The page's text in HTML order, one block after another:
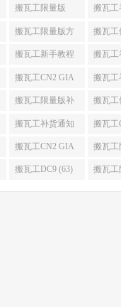
(131) E (130)
搬瓦工限量版
(126)
搬瓦工
搬瓦工限量版方
案 (106)
搬瓦工
(103)
搬瓦工新手教程
(98)
搬瓦工
(98)
搬瓦工CN2 GIA
限量版 (90)
搬瓦工
(89)
搬瓦工限量版补
货 (84)
搬瓦工
搬瓦工补货通知
QQ群 (76)
搬瓦工
E便宜
搬瓦工CN2 GIA
限量版补货 (67)
搬瓦工
么时候
搬瓦工DC9 (63) 搬瓦工